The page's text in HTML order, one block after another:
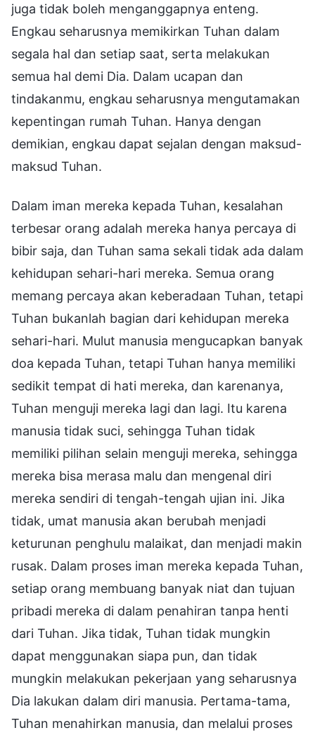
juga tidak boleh menganggapnya enteng.
Engkau seharusnya memikirkan Tuhan dalam
segala hal dan setiap saat, serta melakukan
semua hal demi Dia. Dalam ucapan dan
tindakanmu, engkau seharusnya mengutamakan
kepentingan rumah Tuhan. Hanya dengan
demikian, engkau dapat sejalan dengan maksud-
maksud Tuhan.
Dalam iman mereka kepada Tuhan, kesalahan
terbesar orang adalah mereka hanya percaya di
bibir saja, dan Tuhan sama sekali tidak ada dalam
kehidupan sehari-hari mereka. Semua orang
memang percaya akan keberadaan Tuhan, tetapi
Tuhan bukanlah bagian dari kehidupan mereka
sehari-hari. Mulut manusia mengucapkan banyak
doa kepada Tuhan, tetapi Tuhan hanya memiliki
sedikit tempat di hati mereka, dan karenanya,
Tuhan menguji mereka lagi dan lagi. Itu karena
manusia tidak suci, sehingga Tuhan tidak
memiliki pilihan selain menguji mereka, sehingga
mereka bisa merasa malu dan mengenal diri
mereka sendiri di tengah-tengah ujian ini. Jika
tidak, umat manusia akan berubah menjadi
keturunan penghulu malaikat, dan menjadi makin
rusak. Dalam proses iman mereka kepada Tuhan,
setiap orang membuang banyak niat dan tujuan
pribadi mereka di dalam penahiran tanpa henti
dari Tuhan. Jika tidak, Tuhan tidak mungkin
dapat menggunakan siapa pun, dan tidak
mungkin melakukan pekerjaan yang seharusnya
Dia lakukan dalam diri manusia. Pertama-tama,
Tuhan menahirkan manusia, dan melalui proses